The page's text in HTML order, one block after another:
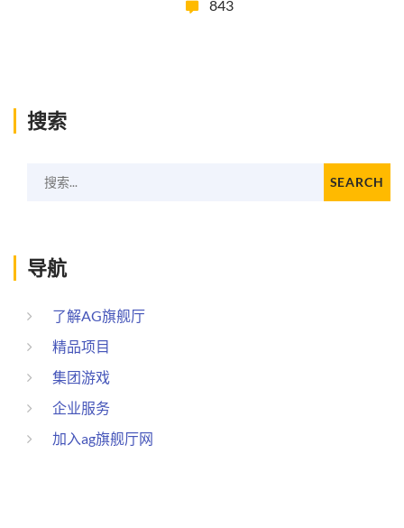
843
搜索
搜索... SEARCH
导航
了解AG旗舰厅
精品项目
集团游戏
企业服务
加入ag旗舰厅网